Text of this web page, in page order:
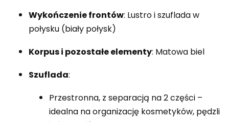
Wykończenie frontów: Lustro i szuflada w
połysku (biały połysk)
Korpus i pozostałe elementy: Matowa biel
Szuflada:
Przestronna, z separacją na 2 części –
idealna na organizację kosmetyków, pędzli